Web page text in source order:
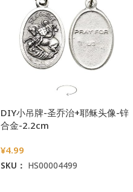
DIY小吊牌-圣乔治+耶稣头像-锌
合金-2.2cm
¥4.99
SKU： HS00004499